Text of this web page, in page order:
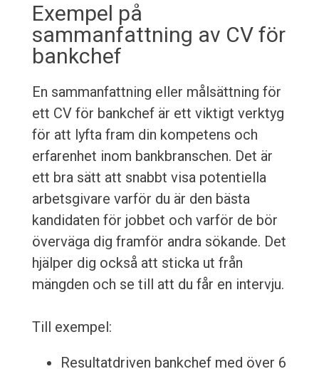
Exempel på
sammanfattning av CV för
bankchef
En sammanfattning eller målsättning för
ett CV för bankchef är ett viktigt verktyg
för att lyfta fram din kompetens och
erfarenhet inom bankbranschen. Det är
ett bra sätt att snabbt visa potentiella
arbetsgivare varför du är den bästa
kandidaten för jobbet och varför de bör
överväga dig framför andra sökande. Det
hjälper dig också att sticka ut från
mängden och se till att du får en intervju.
Till exempel:
Resultatdriven bankchef med över 6